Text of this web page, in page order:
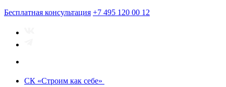
Бесплатная консультация +7 495 120 00 12
СК «Строим как себе»